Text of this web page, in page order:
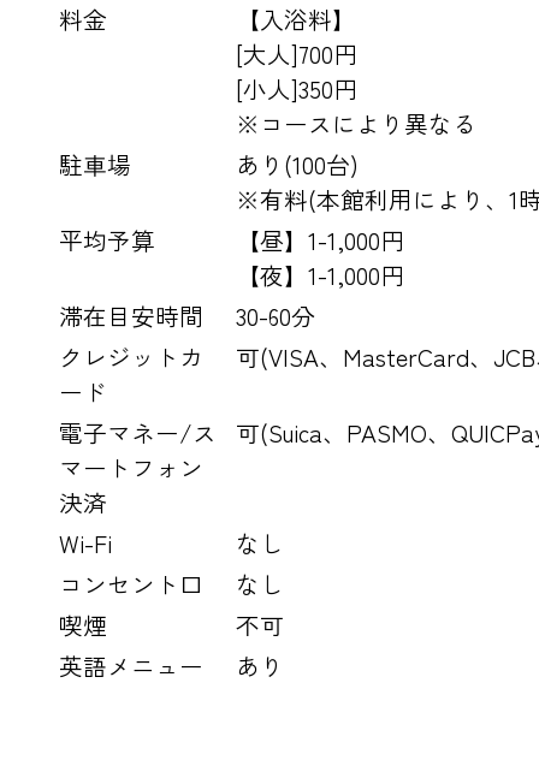
料金
【入浴料】
[大人]700円
[小人]350円
※コースにより異なる
駐車場
あり(100台)
※有料(本館利用により、1
平均予算
【昼】1-1,000円
【夜】1-1,000円
滞在目安時間
30-60分
クレジットカ
ード
可(VISA、MasterCard、
電子マネー/ス
マートフォン
決済
可(Suica、PASMO、
Wi-Fi
なし
コンセント口
なし
喫煙
不可
英語メニュー
あり